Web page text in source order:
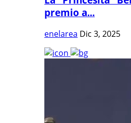
premio a...
enelarea Dic 3, 2025